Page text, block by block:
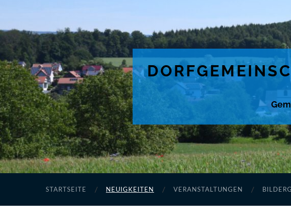
STARTSEITE NEUIGKEITEN VERANSTALTUNGEN